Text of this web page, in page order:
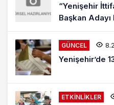
“Yenişehir
GÜNCEL
Yenişehir’de
ETKINLIKLER